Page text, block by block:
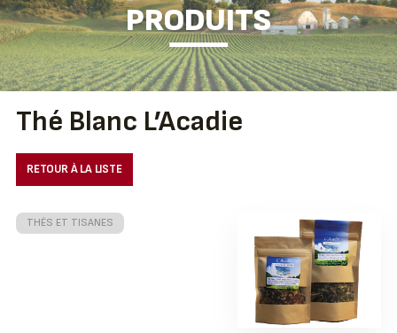
PRODUITS
Thé Blanc L’Acadie
RETOUR À LA LISTE
THÉS ET TISANES